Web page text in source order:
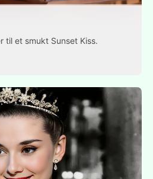
til et smukt Sunset Kiss.